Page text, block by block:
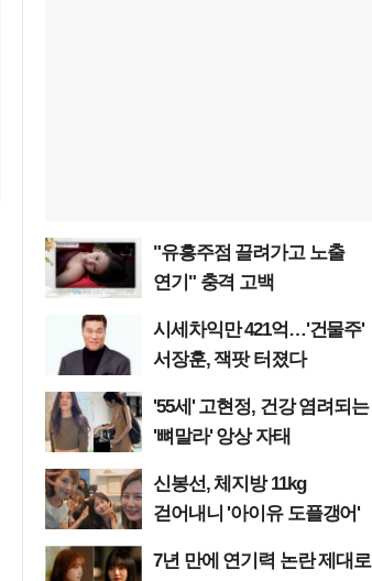
"유흥주점 끌려가고 노출
연기" 충격 고백
시세차익만 421억…'건물주'
서장훈, 잭팟 터졌다
'55세' 고현정, 건강 염려되는
'뼈말라' 앙상 자태
신봉선, 체지방 11kg
걷어내니 '아이유 도플갱어'
7년 만에 연기력 논란 제대로